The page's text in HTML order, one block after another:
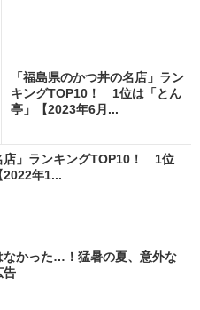
「福島県のかつ丼の名店」ラン
キングTOP10！ 1位は「とん
亭」【2023年6月...
店」ランキングTOP10！ 1位
2022年1...
なかった…！猛暑の夏、意外な
告